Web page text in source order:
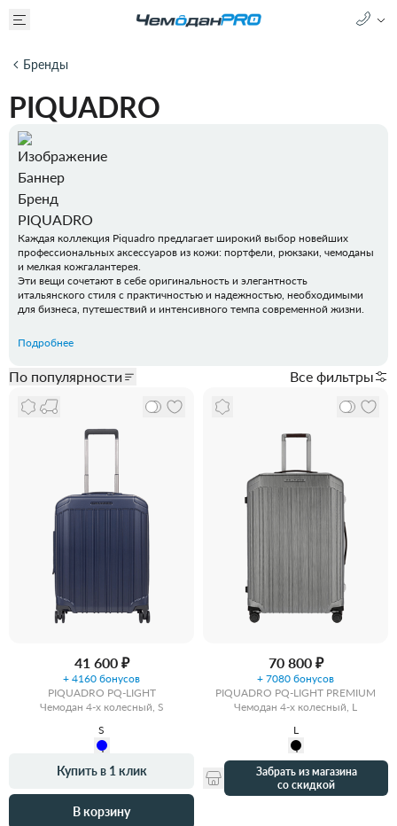
Бренды
PIQUADRO
Каждая коллекция Piquadro предлагает широкий выбор новейших
профессиональных аксессуаров из кожи: портфели, рюкзаки, чемоданы
и мелкая кожгалантерея.
Эти вещи сочетают в себе оригинальность и элегантность
итальянского стиля с практичностью и надежностью, необходимыми
для бизнеса, путешествий и интенсивного темпа современной жизни.
Подробнее
По популярности Все фильтры
41 600 ₽
+ 4160 бонусов
PIQUADRO PQ-LIGHT
Чемодан 4-х колесный, S
S
Купить в 1 клик
В корзину
70 800 ₽
+ 7080 бонусов
PIQUADRO PQ-LIGHT PREMIUM
Чемодан 4-х колесный, L
L
Забрать из магазина
со скидкой